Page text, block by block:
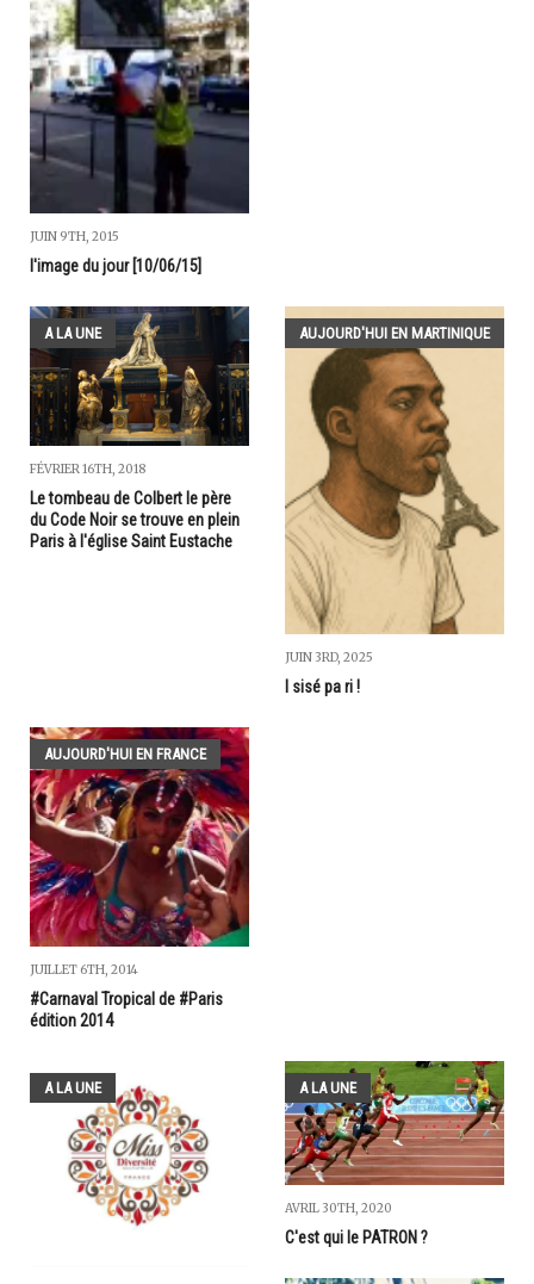
JUIN 9TH, 2015
l'image du jour [10/06/15]
A LA UNE
FÉVRIER 16TH, 2018
Le tombeau de Colbert le père
du Code Noir se trouve en plein
Paris à l'église Saint Eustache
AUJOURD'HUI EN MARTINIQUE
JUIN 3RD, 2025
I sisé pa ri !
AUJOURD'HUI EN FRANCE
JUILLET 6TH, 2014
#Carnaval Tropical de #Paris
édition 2014
A LA UNE A LA UNE
AVRIL 30TH, 2020
C'est qui le PATRON ?